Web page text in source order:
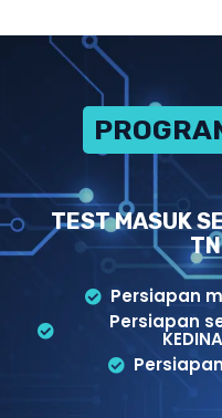
TEST MASUK
Persiapan
Persiapan